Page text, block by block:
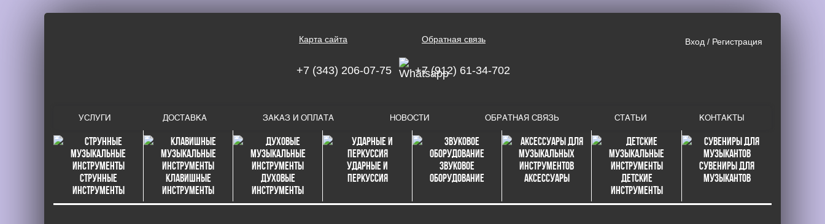
Карта сайта Обратная связь Вход / Регистрация
+7 (343) 206-07-75 +7 (912) 61-34-702
УСЛУГИ ДОСТАВКА ЗАКАЗ И ОПЛАТА НОВОСТИ ОБРАТНАЯ СВЯЗЬ СТАТЬИ КОНТАКТЫ
Струнные
инструменты
Клавишные
инструменты
Духовые
инструменты
Ударные и
перкуссия
Звуковое
оборудование
Аксессуары
Детские
инструменты
Сувениры для
музыкантов